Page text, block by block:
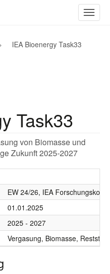
ein-/
IEA Bioenergy Task33
Task33
von Biomasse und
Zukunft 2025-2027
EW 24/26, IEA
01.01.2025
2025 - 2027
Vergasung, Biomasse,